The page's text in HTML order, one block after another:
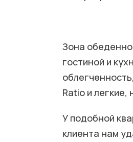
Зона
гостиной и
Ratio и легкие,
У подобной
клиента нам